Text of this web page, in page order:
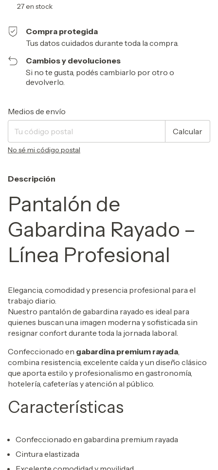
27en stock
Compra protegida
Tus datos cuidados durante toda la compra.
Cambios y devoluciones
Si no te gusta, podés cambiarlo por otro o
devolverlo.
Entregas para el CP:
Medios de envío
Calcular
No sé mi código postal
Descripción
Pantalón de
Gabardina Rayado –
Línea Profesional
Elegancia, comodidad y presencia profesional para el
trabajo diario.
Nuestro pantalón de gabardina rayado es ideal para
quienes buscan una imagen moderna y sofisticada sin
resignar confort durante toda la jornada laboral.
Confeccionado en gabardina premium rayada,
combina resistencia, excelente caída y un diseño clásico
que aporta estilo y profesionalismo en gastronomía,
hotelería, cafeterías y atención al público.
Características
Confeccionado en gabardina premium rayada
Cintura elastizada